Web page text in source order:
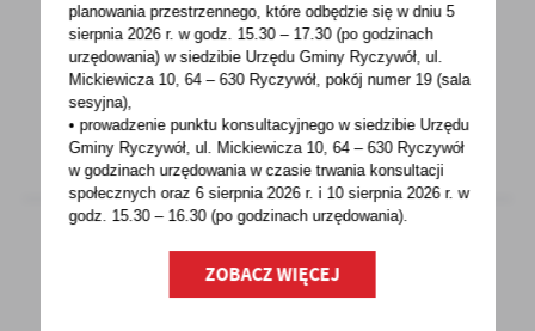
ZUS przestrzega przed oszustami, którzy
podają się za pracowników Zakładu
i proponują „załatwienie”...
planowania przestrzennego, które odbędzie się w dniu 5
sierpnia 2026 r.w godz. 15.30 – 17.30 (po godzinach
urzędowania) w siedzibie Urzędu Gminy Ryczywół, ul.
Mickiewicza 10, 64 – 630 Ryczywół, pokójnumer 19 (sala
sesyjna),
• prowadzenie punktu konsultacyjnego w siedzibie Urzędu
Gminy Ryczywół, ul. Mickiewicza 10, 64 – 630 Ryczywół
w godzinachurzędowania w czasie trwania konsultacji
społecznych oraz 6 sierpnia 2026 r. i 10 sierpnia 2026 r. w
godz. 15.30 – 16.30 (po godzinachurzędowania).
ZOBACZ WIĘCEJ